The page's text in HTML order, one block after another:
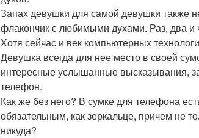
Запах девушки для самой девушки также
флакончик с любимыми духами. Раз, два и
Хотя сейчас и век компьютерных
Девушка всегда для нее место в своей
интересные услышанные высказывания,
телефон.
Как же без него? В сумке для телефона
обязательным, как зеркальце, причем не
никуда?